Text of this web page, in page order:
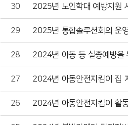
30 2025년 노인학대 예방지원
29 2025년 통합솔루션회의 운
28 2024년 아동 등 실종예방을
27 2024년 아동안전지킴이 집
26 2024년 아동안전지킴이 활